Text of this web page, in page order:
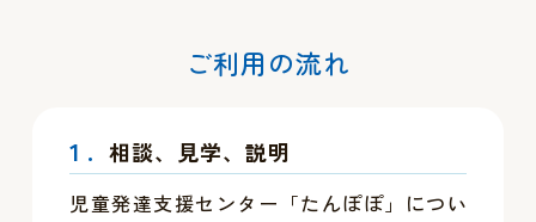
ご利用の流れ
1. 相談、見学、説明
児童発達支援センター「たんぽぽ」につい